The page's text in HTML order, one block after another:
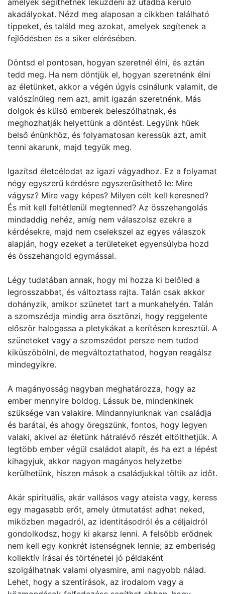
amelyek segíthetnek leküzdeni az utadba kerülő
akadályokat. Nézd meg alaposan a cikkben található
tippeket, és találd meg azokat, amelyek segítenek a
fejlődésben és a siker elérésében.
Döntsd el pontosan, hogyan szeretnél élni, és aztán
tedd meg. Ha nem döntjük el, hogyan szeretnénk élni
az életünket, akkor a végén úgyis csinálunk valamit, de
valószínűleg nem azt, amit igazán szeretnénk. Más
dolgok és külső emberek beleszólhatnak, és
meghozhatják helyettünk a döntést. Legyünk hűek
belső énünkhöz, és folyamatosan keressük azt, amit
tenni akarunk, majd tegyük meg.
Igazítsd életcélodat az igazi vágyadhoz. Ez a folyamat
négy egyszerű kérdésre egyszerűsíthető le: Mire
vágysz? Mire vagy képes? Milyen célt kell keresned?
És mit kell feltétlenül megtenned? Az összehangolás
mindaddig nehéz, amíg nem válaszolsz ezekre a
kérdésekre, majd nem cselekszel az egyes válaszok
alapján, hogy ezeket a területeket egyensúlyba hozd
és összehangold egymással.
Légy tudatában annak, hogy mi hozza ki belőled a
legrosszabbat, és változtass rajta. Talán csak akkor
dohányzik, amikor szünetet tart a munkahelyén. Talán
a szomszédja mindig arra ösztönzi, hogy reggelente
először halogassa a pletykákat a kerítésen keresztül. A
szüneteket vagy a szomszédot persze nem tudod
kiküszöbölni, de megváltoztathatod, hogyan reagálsz
mindegyikre.
A magányosság nagyban meghatározza, hogy az
ember mennyire boldog. Lássuk be, mindenkinek
szüksége van valakire. Mindannyiunknak van családja
és barátai, és ahogy öregszünk, fontos, hogy legyen
valaki, akivel az életünk hátralévő részét eltölthetjük. A
legtöbb ember végül családot alapít, és ha ezt a lépést
kihagyjuk, akkor nagyon magányos helyzetbe
kerülhetünk, hiszen mások a családjukkal töltik az időt.
Akár spirituális, akár vallásos vagy ateista vagy, keress
egy magasabb erőt, amely útmutatást adhat neked,
miközben magadról, az identitásodról és a céljaidról
gondolkodsz, hogy ki akarsz lenni. A felsőbb erődnek
nem kell egy konkrét istenségnek lennie; az emberiség
kollektív írásai és történetei jó példaként
szolgálhatnak valami olyasmire, ami nagyobb nálad.
Lehet, hogy a szentírások, az irodalom vagy a